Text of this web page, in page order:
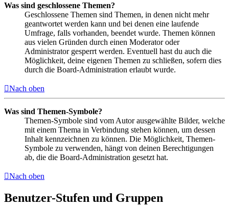
Was sind geschlossene Themen?
Geschlossene Themen sind Themen, in denen nicht mehr
geantwortet werden kann und bei denen eine laufende
Umfrage, falls vorhanden, beendet wurde. Themen können
aus vielen Gründen durch einen Moderator oder
Administrator gesperrt werden. Eventuell hast du auch die
Möglichkeit, deine eigenen Themen zu schließen, sofern dies
durch die Board-Administration erlaubt wurde.
Nach oben
Was sind Themen-Symbole?
Themen-Symbole sind vom Autor ausgewählte Bilder, welche
mit einem Thema in Verbindung stehen können, um dessen
Inhalt kennzeichnen zu können. Die Möglichkeit, Themen-
Symbole zu verwenden, hängt von deinen Berechtigungen
ab, die die Board-Administration gesetzt hat.
Nach oben
Benutzer-Stufen und Gruppen